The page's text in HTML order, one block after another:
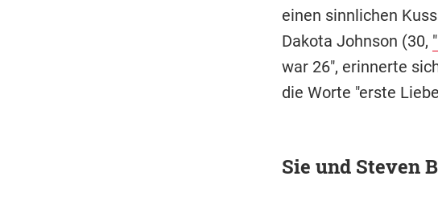
einen sinnlichen
Dakota Johnson (30,
war 26", erinnerte
die Worte "erste
Sie und Steven